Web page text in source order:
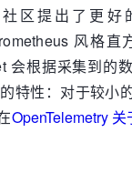
区提出了更
风格
根据采集到的
特性：对于较小
OpenTelemetry